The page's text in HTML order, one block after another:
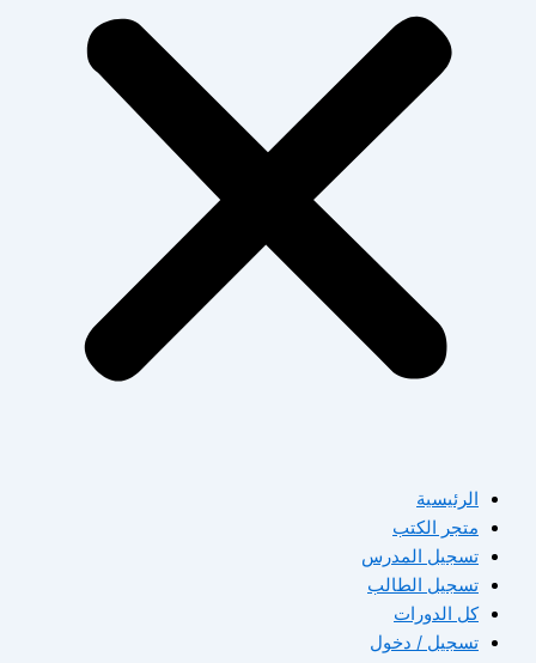
الرئيسية
متجر الكتب
تسجيل المدرس
تسجيل الطالب
كل الدورات
تسجيل / دخول